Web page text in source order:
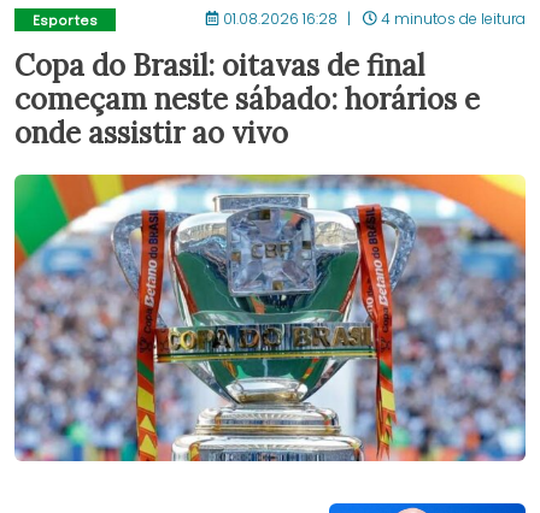
Esportes 01.08.2026 16:28 4 minutos de leitura
Copa do Brasil: oitavas de final
começam neste sábado: horários e
onde assistir ao vivo